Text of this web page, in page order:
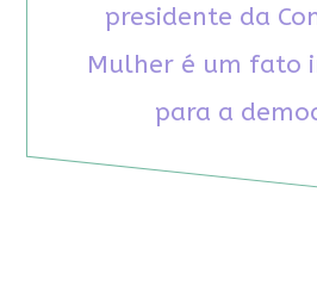
presidente da
Mulher é um fato
para a